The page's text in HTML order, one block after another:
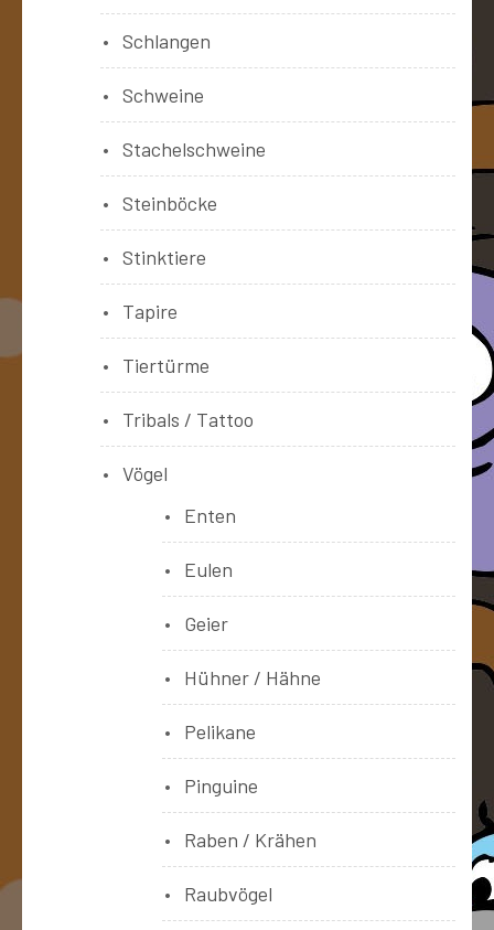
Schlangen
Schweine
Stachelschweine
Steinböcke
Stinktiere
Tapire
Tiertürme
Tribals / Tattoo
Vögel
Enten
Eulen
Geier
Hühner / Hähne
Pelikane
Pinguine
Raben / Krähen
Raubvögel